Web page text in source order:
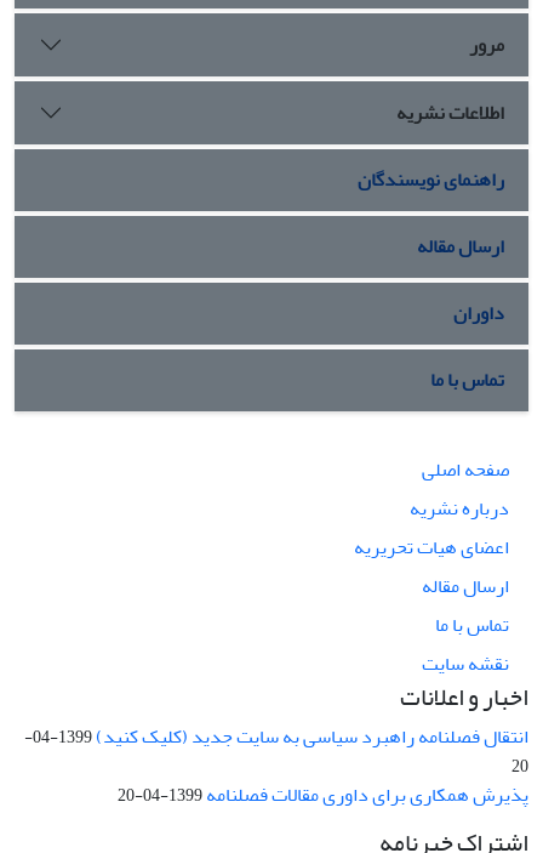
مرور
اطلاعات نشریه
راهنمای نویسندگان
ارسال مقاله
داوران
تماس با ما
صفحه اصلی
درباره نشریه
اعضای هیات تحریریه
ارسال مقاله
تماس با ما
نقشه سایت
اخبار و اعلانات
انتقال فصلنامه راهبرد سیاسی به سایت جدید (کلیک کنید)
1399-04-
20
پذیرش همکاری برای داوری مقالات فصلنامه1399-04-20
اشتراک خبرنامه